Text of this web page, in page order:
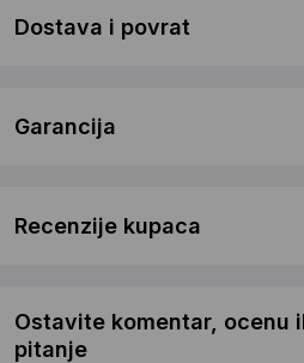
Dostava i povrat
Garancija
Recenzije kupaca
Ostavite komentar, ocenu
pitanje